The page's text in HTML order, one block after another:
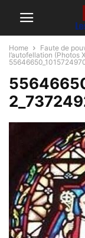
Home
Faute de
l’autofellation (Photos